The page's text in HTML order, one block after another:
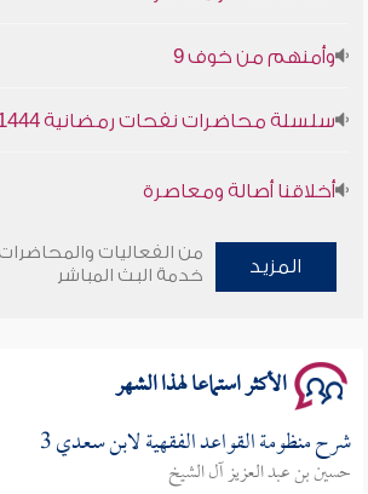
وأمنهم من خوف 9
المزيد
من الفعاليات
خدمة البث المباشر
الأكثر استماعا لهذا الشهر
شرح منظومة القواعد الفقهية لابن سعدي 3
حسين بن عبد العزيز آل الشيخ